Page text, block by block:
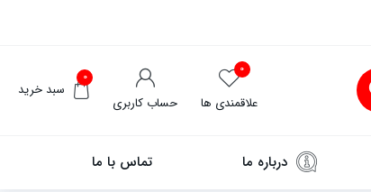
۰
سبد خرید
حساب کاربری
۰
علاقمندی ها
درباره ما تماس با ما